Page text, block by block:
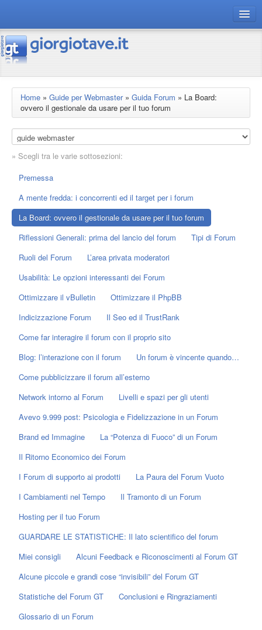
connect gt
risorse
Chi siamo
Home » Guide per Webmaster» Guida Forum » La Board:
ovvero il gestionale da usare per il tuo forum
» Scegli tra le varie sottosezioni:
Premessa
A mente fredda: i concorrenti ed il target per i forum
La Board: ovvero il gestionale da usare per il tuo forum
Riflessioni Generali: prima del lancio del forum
Tipi di Forum
Ruoli del Forum
L’area privata moderatori
Usabilità: Le opzioni interessanti dei Forum
Ottimizzare il vBulletin
Ottimizzare il PhpBB
Indicizzazione Forum
Il Seo ed il TrustRank
Come far interagire il forum con il proprio sito
Blog: l’interazione con il forum
Un forum è vincente quando…
Come pubblicizzare il forum all’esterno
Network intorno al Forum
Livelli e spazi per gli utenti
Avevo 9.999 post: Psicologia e Fidelizzazione in un Forum
Brand ed Immagine
La “Potenza di Fuoco” di un Forum
Il Ritorno Economico dei Forum
I Forum di supporto ai prodotti
La Paura del Forum Vuoto
I Cambiamenti nel Tempo
Il Tramonto di un Forum
Hosting per il tuo Forum
GUARDARE LE STATISTICHE: Il lato scientifico del forum
Miei consigli
Alcuni Feedback e Riconoscimenti al Forum GT
Alcune piccole e grandi cose “invisibili” del Forum GT
Statistiche del Forum GT
Conclusioni e Ringraziamenti
Glossario di un Forum